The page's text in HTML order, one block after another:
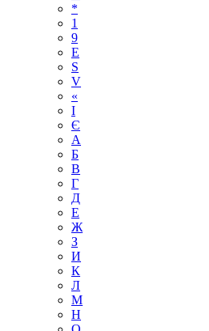
*
1
9
E
S
V
«
І
Є
А
Б
В
Г
Д
Е
Ж
З
И
К
Л
М
Н